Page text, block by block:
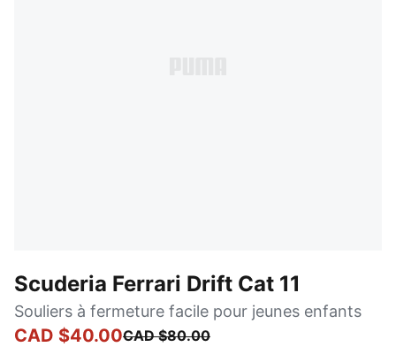
Scuderia Ferrari Drift Cat 11
Souliers à fermeture facile pour jeunes enfants
CAD $40.00CAD $80.00